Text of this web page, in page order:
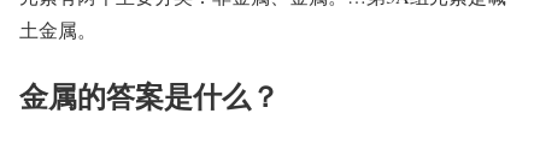
土金属。
金属的答案是什么？